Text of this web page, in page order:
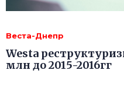
Веста-Днепр
Westa
млн до 2015-2016гг